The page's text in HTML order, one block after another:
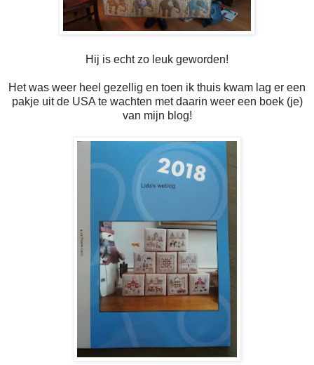
Hij is echt zo leuk geworden!
Het was weer heel gezellig en toen ik thuis kwam lag er een
pakje uit de USA te wachten met daarin weer een boek (je)
van mijn blog!